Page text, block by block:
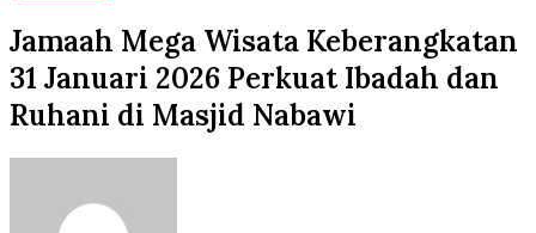
Jamaah Mega Wisata Keberangkatan
31 Januari 2026 Perkuat Ibadah dan
Ruhani di Masjid Nabawi